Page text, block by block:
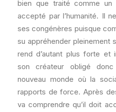
bien que traité comme
accepté par l’humanité. Il
ses congénères puisque
su appréhender pleinement
rend d’autant plus forte et
son créateur obligé
nouveau monde où la
rapports de force. Après
va comprendre qu’il doit